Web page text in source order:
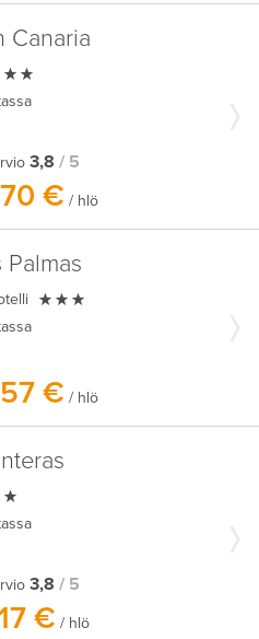
Canaria
3,8 / 5
€ / hlö
Palmas

€ / hlö
3,8 / 5
€ / hlö